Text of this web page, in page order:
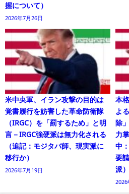
握について）
2026年7月26日
米中央軍、イラン攻撃の目的は
覚書履行を妨害した革命防衛隊
（IRGC）を「罰するため」と明
言－IRGC強硬派は無力化される
（追記：モジタバ師、現実派に
移行か）
2026年7月19日
本
よ
除
力
中
要
派）
2026